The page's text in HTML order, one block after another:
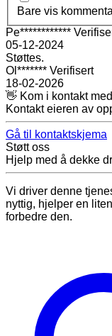
Bare vis
Pe************
05-12-2024
Støttes.
Ol******* Verifisert
18-02-2026
👋 Kom i kontakt
Kontakt eieren av
Gå til kontaktskjema
Støtt oss
Hjelp med å dekke
Vi driver denne
nyttig, hjelper en
forbedre den.